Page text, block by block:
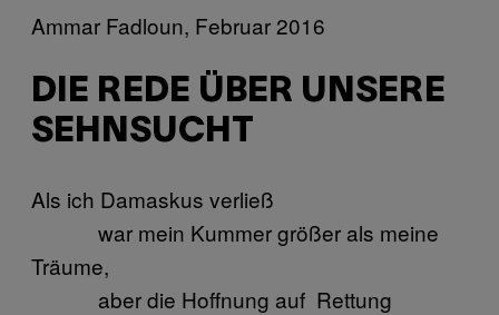
Ammar Fadloun, Februar 2016
DIE REDE ÜBER UNSERE
SEHNSUCHT
Als ich Damaskus verließ
war mein Kummer größer als meine
Träume,
aber die Hoffnung auf Rettung